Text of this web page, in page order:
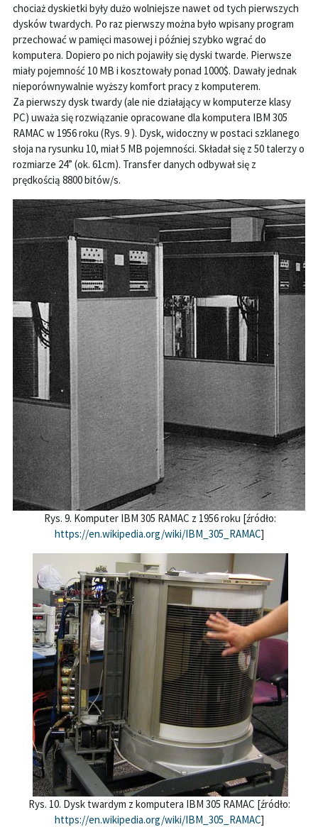
chociaż dyskietki były dużo wolniejsze nawet od tych pierwszych
dysków twardych. Po raz pierwszy można było wpisany program
przechować w pamięci masowej i później szybko wgrać do
komputera. Dopiero po nich pojawiły się dyski twarde. Pierwsze
miały pojemność 10 MB i kosztowały ponad 1000$. Dawały jednak
nieporównywalnie wyższy komfort pracy z komputerem.
Za pierwszy dysk twardy (ale nie działający w komputerze klasy
PC) uważa się rozwiązanie opracowane dla komputera IBM 305
RAMAC w 1956 roku (Rys. 9 ). Dysk, widoczny w postaci szklanego
słoja na rysunku 10, miał 5 MB pojemności. Składał się z 50 talerzy o
rozmiarze 24” (ok. 61cm). Transfer danych odbywał się z
prędkością 8800 bitów/s.
Rys. 9. Komputer IBM 305 RAMAC z 1956 roku [źródło:
https://en.wikipedia.org/wiki/IBM_305_RAMAC]
Rys. 10. Dysk twardym z komputera IBM 305 RAMAC [źródło:
https://en.wikipedia.org/wiki/IBM_305_RAMAC]